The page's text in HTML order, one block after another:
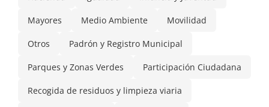
Mayores Medio Ambiente Movilidad
Otros Padrón y Registro Municipal
Parques y Zonas Verdes Participación Ciudadana
Recogida de residuos y limpieza viaria